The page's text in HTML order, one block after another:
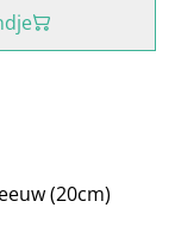
(20cm)